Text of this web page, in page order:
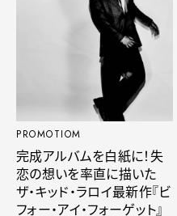
PROMOTIOM
完成アルバムを白紙に！失
恋の想いを率直に描いた
ザ・キッド・ラロイ最新作『ビ
フォー・アイ・フォーゲット』